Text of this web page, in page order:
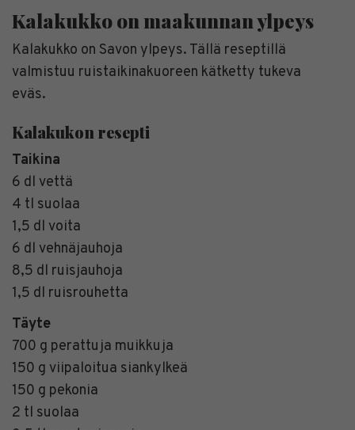
Kalakukko on maakunnan ylpeys
Kalakukko on Savon ylpeys. Tällä reseptillä
valmistuu ruistaikinakuoreen kätketty tukeva
eväs.
Kalakukon resepti
Taikina
6 dl vettä
4 tl suolaa
1,5 dl voita
6 dl vehnäjauhoja
8,5 dl ruisjauhoja
1,5 dl ruisrouhetta
Täyte
700 g perattuja muikkuja
150 g viipaloitua siankylkeä
150 g pekonia
2 tl suolaa